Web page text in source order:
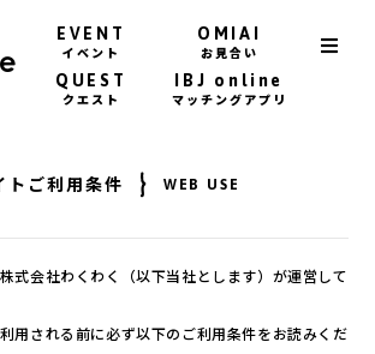
EVENT
イベント
OMIAI
お見合い
QUEST
クエスト
IBJ online
マッチングアプリ
トご利用条件 WEB USE
式会社わくわく（以下当社とします）が運営して
用される前に必ず以下のご利用条件をお読みくだ